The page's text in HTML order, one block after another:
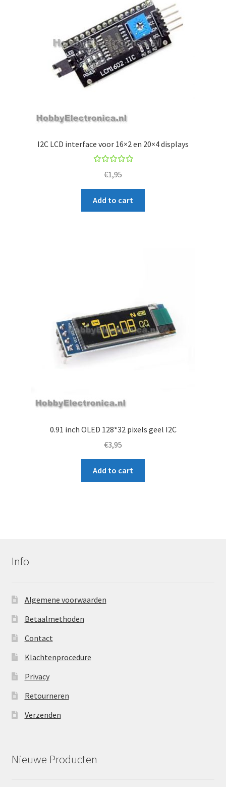
I2C LCD interface voor 16×2 en 20×4 displays
out
€1,95
Add to cart
0.91 inch OLED 128*32 pixels geel I2C
€3,95
Add to cart
Info
Algemene voorwaarden
Betaalmethoden
Contact
Klachtenprocedure
Privacy
Retourneren
Verzenden
Nieuwe Producten